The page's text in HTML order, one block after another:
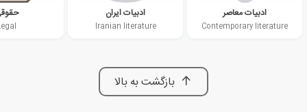
ادبیات معاصر
Contemporary literature
ادبیات ایران
Iranian literature
بازگشت به بالا